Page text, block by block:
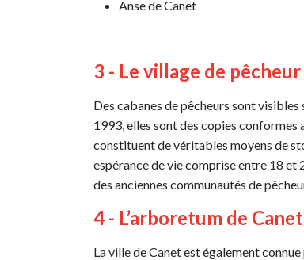
Anse de Canet
3 - Le village de
Des cabanes de pêcheurs sont visibles
1993, elles sont des copies conformes
constituent de véritables moyens de
espérance de vie comprise entre 18 et
des anciennes communautés de
4 - L’arboretum de Canet
La ville de Canet est également